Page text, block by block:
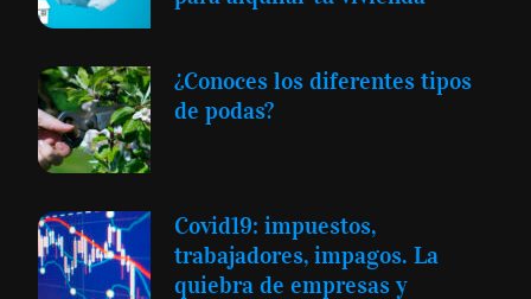
¿Conoces los diferentes tipos
de podas?
Covid19: impuestos,
trabajadores, impagos. La
quiebra de empresas y